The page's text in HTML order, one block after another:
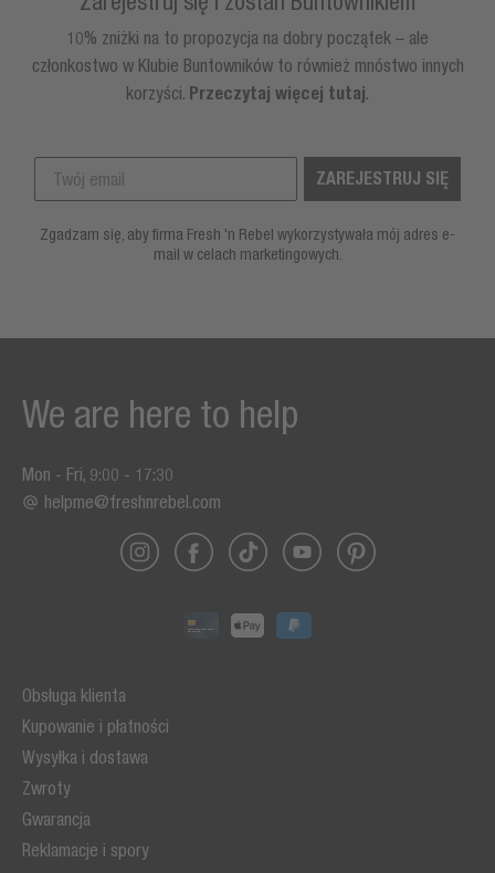
10% zniżki na to propozycja na dobry początek – ale
członkostwo w Klubie Buntowników to również mnóstwo innych
korzyści. Przeczytaj więcej tutaj.
ZAREJESTRUJ SIĘ
Zgadzam się, aby firma Fresh 'n Rebel wykorzystywała mój adres e-
mail w celach marketingowych.
Obsługa klienta
Kupowanie i płatności
Wysyłka i dostawa
Zwroty
Gwarancja
Reklamacje i spory
We are here to help
Mon - Fri, 9:00 - 17:30
helpme@freshnrebel.com